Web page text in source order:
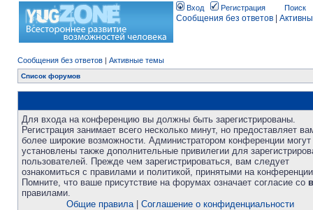
Вход Регистрация Поиск
Сообщения без ответов
Сообщения без ответов | Активные темы
Список форумов
Для входа на конференцию вы должны быть зарегистрированы.
Регистрация занимает всего несколько минут, но предоставляет
более широкие возможности. Администратором конференции
установлены также дополнительные привилегии для
пользователей. Прежде чем зарегистрироваться, вам следует
ознакомиться с правилами и политикой, принятыми на
Помните, что ваше присутствие на форумах означает согласие со
правилами.
Общие правила| Соглашение о конфиденциальности